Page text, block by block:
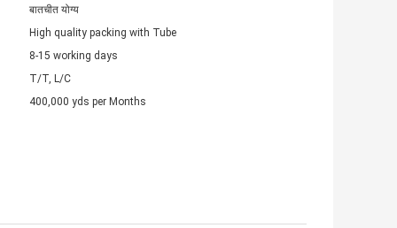
बातचीत योग्य
High quality packing with Tube
8-15 working days
T/T, L/C
400,000 yds per Months